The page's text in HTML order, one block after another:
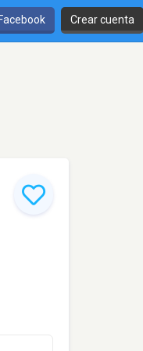
Crear cuenta